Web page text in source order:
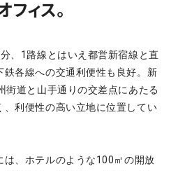
ィス。
、1路線とはいえ都営新宿線と直
鉄各線への交通利便性も良好。新
街道と山手通りの交差点にあたる
、利便性の高い立地に位置してい
は、ホテルのような100㎡の開放